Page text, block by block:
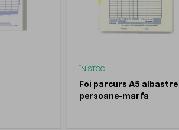
ÎN STOC
Foi parcurs A5 albastre
persoane-marfa